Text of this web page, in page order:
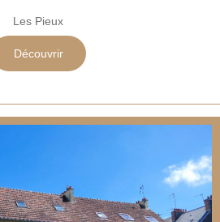
Les Pieux
Découvrir